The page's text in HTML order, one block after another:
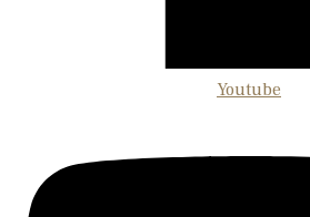
Youtube